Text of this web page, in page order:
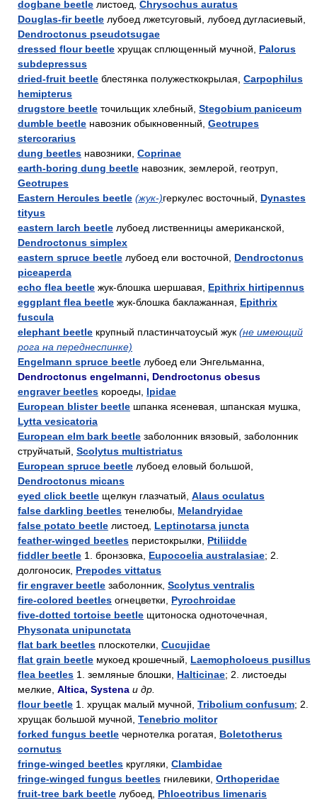
dogbane beetle листоед, Chrysochus auratus
Douglas-fir beetle лубоед лжетсуговый, лубоед дугласиевый,
Dendroctonus pseudotsugae
dressed flour beetle хрущак сплющенный мучной, Palorus
subdepressus
dried-fruit beetle блестянка полужесткокрылая, Carpophilus
hemipterus
drugstore beetle точильщик хлебный, Stegobium paniceum
dumble beetle навозник обыкновенный, Geotrupes
stercorarius
dung beetles навозники, Coprinae
earth-boring dung beetle навозник, землерой, геотруп,
Geotrupes
Eastern Hercules beetle (жук-)геркулес восточный, Dynastes
tityus
eastern larch beetle лубоед лиственницы американской,
Dendroctonus simplex
eastern spruce beetle лубоед ели восточной, Dendroctonus
piceaperda
echo flea beetle жук-блошка шершавая, Epithrix hirtipennus
eggplant flea beetle жук-блошка баклажанная, Epithrix
fuscula
elephant beetle крупный пластинчатоусый жук (не имеющий
рога на переднеспинке)
Engelmann spruce beetle лубоед ели Энгельманна,
Dendroctonus engelmanni, Dendroctonus obesus
engraver beetles короеды, Ipidae
European blister beetle шпанка ясеневая, шпанская мушка,
Lytta vesicatoria
European elm bark beetle заболонник вязовый, заболонник
струйчатый, Scolytus multistriatus
European spruce beetle лубоед еловый большой,
Dendroctonus micans
eyed click beetle щелкун глазчатый, Alaus oculatus
false darkling beetles тенелюбы, Melandryidae
false potato beetle листоед, Leptinotarsa juncta
feather-winged beetles перистокрылки, Ptiliidde
fiddler beetle 1. бронзовка, Eupocoelia australasiae; 2.
долгоносик, Prepodes vittatus
fir engraver beetle заболонник, Scolytus ventralis
fire-colored beetles огнецветки, Pyrochroidae
five-dotted tortoise beetle щитоноска одноточечная,
Physonata unipunctata
flat bark beetles плоскотелки, Cucujidae
flat grain beetle мукоед крошечный, Laemopholoeus pusillus
flea beetles 1. земляные блошки, Halticinae; 2. листоеды
мелкие, Altica, Systena и др.
flour beetle 1. хрущак малый мучной, Tribolium confusum; 2.
хрущак большой мучной, Tenebrio molitor
forked fungus beetle чернотелка рогатая, Boletotherus
cornutus
fringe-winged beetles кругляки, Clambidae
fringe-winged fungus beetles гнилевики, Orthoperidae
fruit-tree bark beetle лубоед, Phloeotribus limenaris